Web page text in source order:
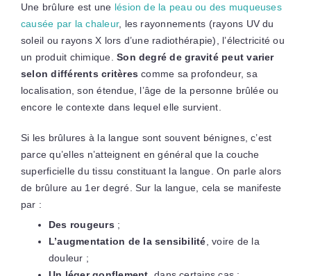
Une brûlure est une lésion de la peau ou des muqueuses
causée par la chaleur, les rayonnements (rayons UV du
soleil ou rayons X lors d’une radiothérapie), l’électricité ou
un produit chimique.Son degré de gravité peut varier
selon différents critères comme sa profondeur, sa
localisation, son étendue, l’âge de la personne brûlée ou
encore le contexte dans lequel elle survient.
Si les brûlures à la langue sont souvent bénignes, c’est
parce qu’elles n’atteignent en général que la couche
superficielle du tissu constituant la langue. On parle alors
de brûlure au 1er degré. Sur la langue, cela se manifeste
par :
Des rougeurs ;
L’augmentation de la sensibilité , voire de la
douleur ;